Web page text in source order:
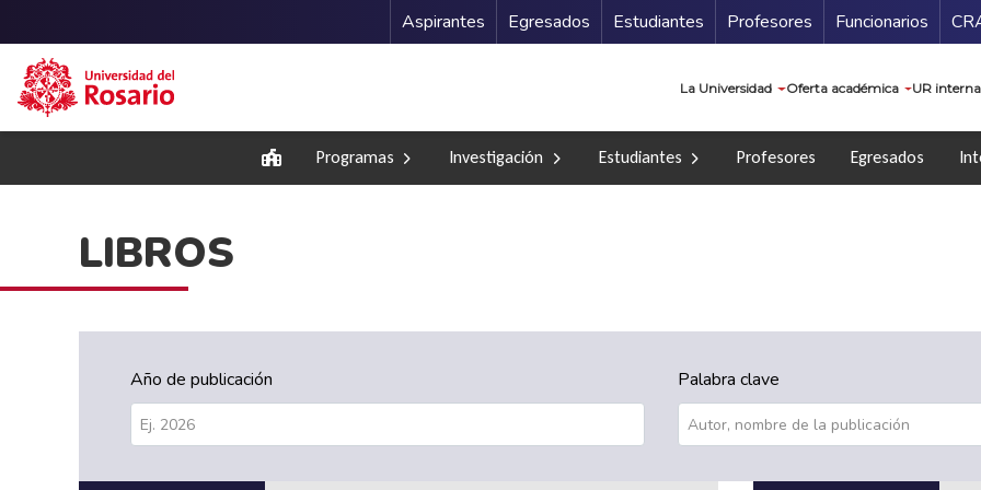
Menu Secundario
Aspirantes Egresados Estudiantes Profesores Funcionarios
La Universidad Oferta académica UR
InicioProgramas Investigación Estudiantes Profesores Egresados
LIBROS
Año de publicación Palabra clave